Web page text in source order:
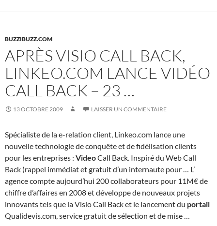
BUZZIBUZZ.COM
APRÈS VISIO CALL BACK,
LINKEO.COM LANCE VIDÉO
CALL BACK – 23 …
13 OCTOBRE 2009 LAISSER UN COMMENTAIRE
Spécialiste de la e-relation client, Linkeo.com lance une
nouvelle technologie de conquête et de fidélisation clients
pour les entreprises : VideoCall Back. Inspiré du Web Call
Back (rappel immédiat et gratuit d’un internaute pour … L’
agence compte aujourd’hui 200 collaborateurs pour 11M€ de
chiffre d’affaires en 2008 et développe de nouveaux projets
innovants tels que la Visio Call Back et le lancement du portail
Qualidevis.com, service gratuit de sélection et de mise …